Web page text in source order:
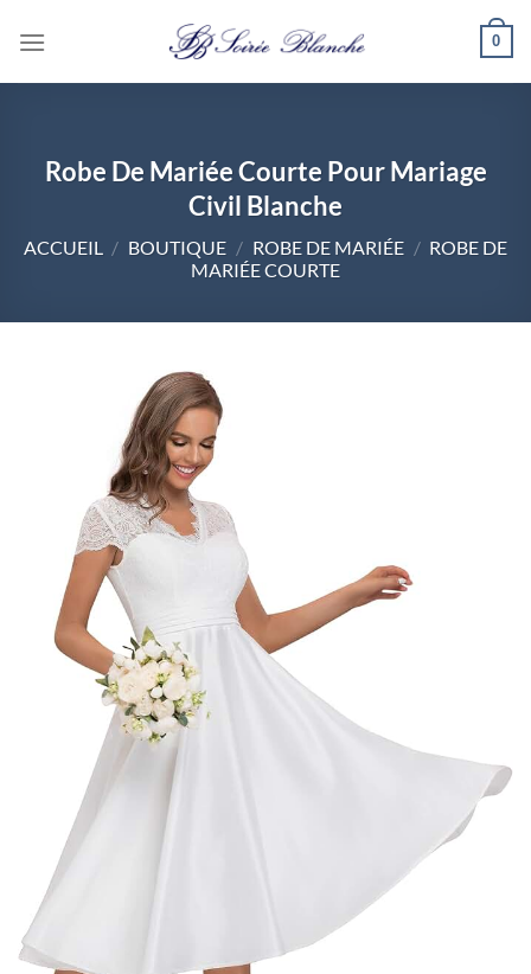
0
Robe De Mariée Courte Pour Mariage
Civil Blanche
ACCUEIL / BOUTIQUE / ROBE DE MARIÉE / ROBE DE
MARIÉE COURTE